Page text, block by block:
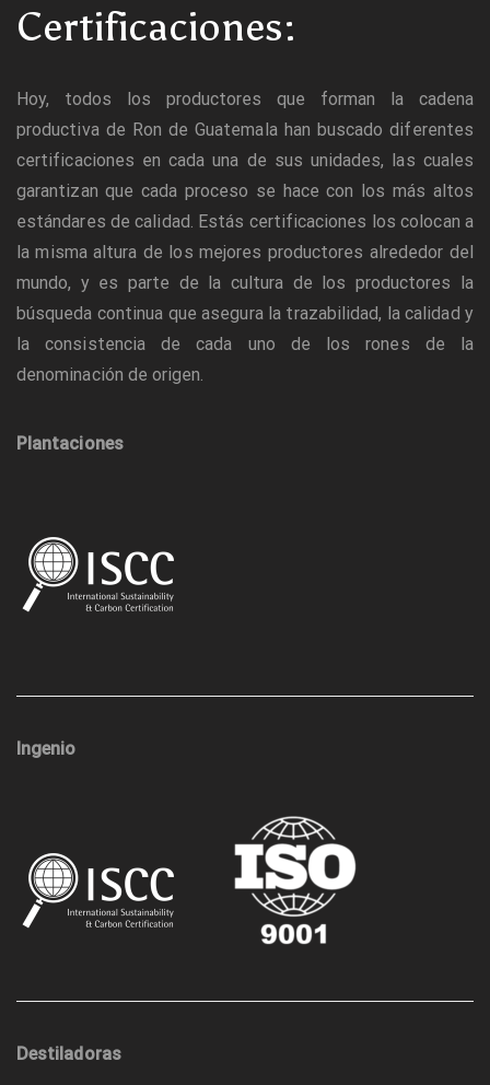
Certificaciones:
Hoy, todos los productores que forman la cadena
productiva de Ron de Guatemala han buscado diferentes
certificaciones en cada una de sus unidades, las cuales
garantizan que cada proceso se hace con los más altos
estándares de calidad. Estás certificaciones los colocan a
la misma altura de los mejores productores alrededor del
mundo, y es parte de la cultura de los productores la
búsqueda continua que asegura la trazabilidad, la calidad y
la consistencia de cada uno de los rones de la
denominación de origen.
Plantaciones
Ingenio
Destiladoras